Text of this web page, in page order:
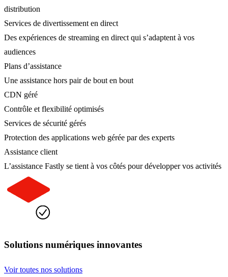
distribution
Services de divertissement en direct
Des expériences de streaming en direct qui s’adaptent à vos
audiences
Plans d’assistance
Une assistance hors pair de bout en bout
CDN géré
Contrôle et flexibilité optimisés
Services de sécurité gérés
Protection des applications web gérée par des experts
Assistance client
L’assistance Fastly se tient à vos côtés pour développer vos activités
Solutions numériques innovantes
Voir toutes nos solutions